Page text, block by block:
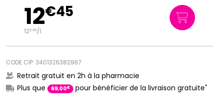
12€45
12€45/l.
CODE CIP: 3401326382967
Retrait gratuit en 2h à la pharmacie
Plus que
69,00€ pour bénéficier de la livraison gratuite*